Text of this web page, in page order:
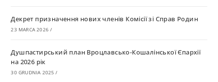
Декрет призначення нових членів Комісії зі Справ Родин
23 MARCA 2026 /
Душпастирський план Вроцлавсько-Кошалінської Єпархії
на 2026 рік
30 GRUDNIA 2025 /